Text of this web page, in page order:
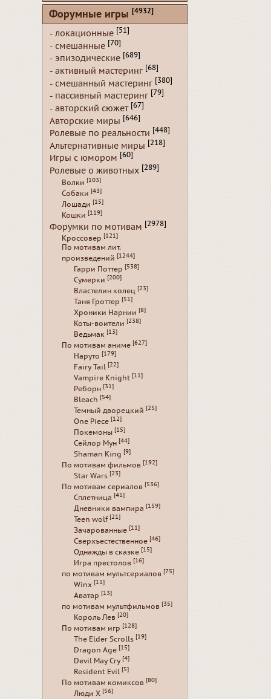
Форумные игры [4932]
- локационные [51]
- смешанные [70]
- эпизодические [689]
- активный мастеринг [68]
- смешанный мастеринг [380]
- пассивный мастеринг [79]
- авторский сюжет [67]
Авторские миры [646]
Ролевые по реальности [448]
Альтернативные миры [218]
Игры с юмором [60]
Ролевые о животных [289]
Волки [103]
Собаки [43]
Лошади [15]
Кошки [119]
Форумки по мотивам [2978]
Кроссовер [121]
По мотивам лит.
произведений [1244]
Гарри Поттер [538]
Сумерки [200]
Властелин колец [23]
Таня Гроттер [51]
Хроники Нарнии [8]
Коты-воители [238]
Ведьмак [13]
По мотивам аниме [627]
Наруто [179]
Fairy Tail [22]
Vampire Knight [11]
Реборн [31]
Bleach [54]
Темный дворецкий [25]
One Piece [12]
Покемоны [15]
Сейлор Мун [44]
Shaman King [9]
По мотивам фильмов [192]
Star Wars [23]
По мотивам сериалов [536]
Сплетница [41]
Дневники вампира [159]
Teen wolf [21]
Зачарованные [11]
Сверхъестественное [46]
Однажды в сказке [15]
Игра престолов [16]
по мотивам мультсериалов [75]
Winx [11]
Аватар [13]
по мотивам мультфильмов [35]
Король Лев [20]
По мотивам игр [128]
The Elder Scrolls [19]
Dragon Age [15]
Devil May Cry [4]
Resident Evil [5]
По мотивам комиксов [80]
Люди Х [56]